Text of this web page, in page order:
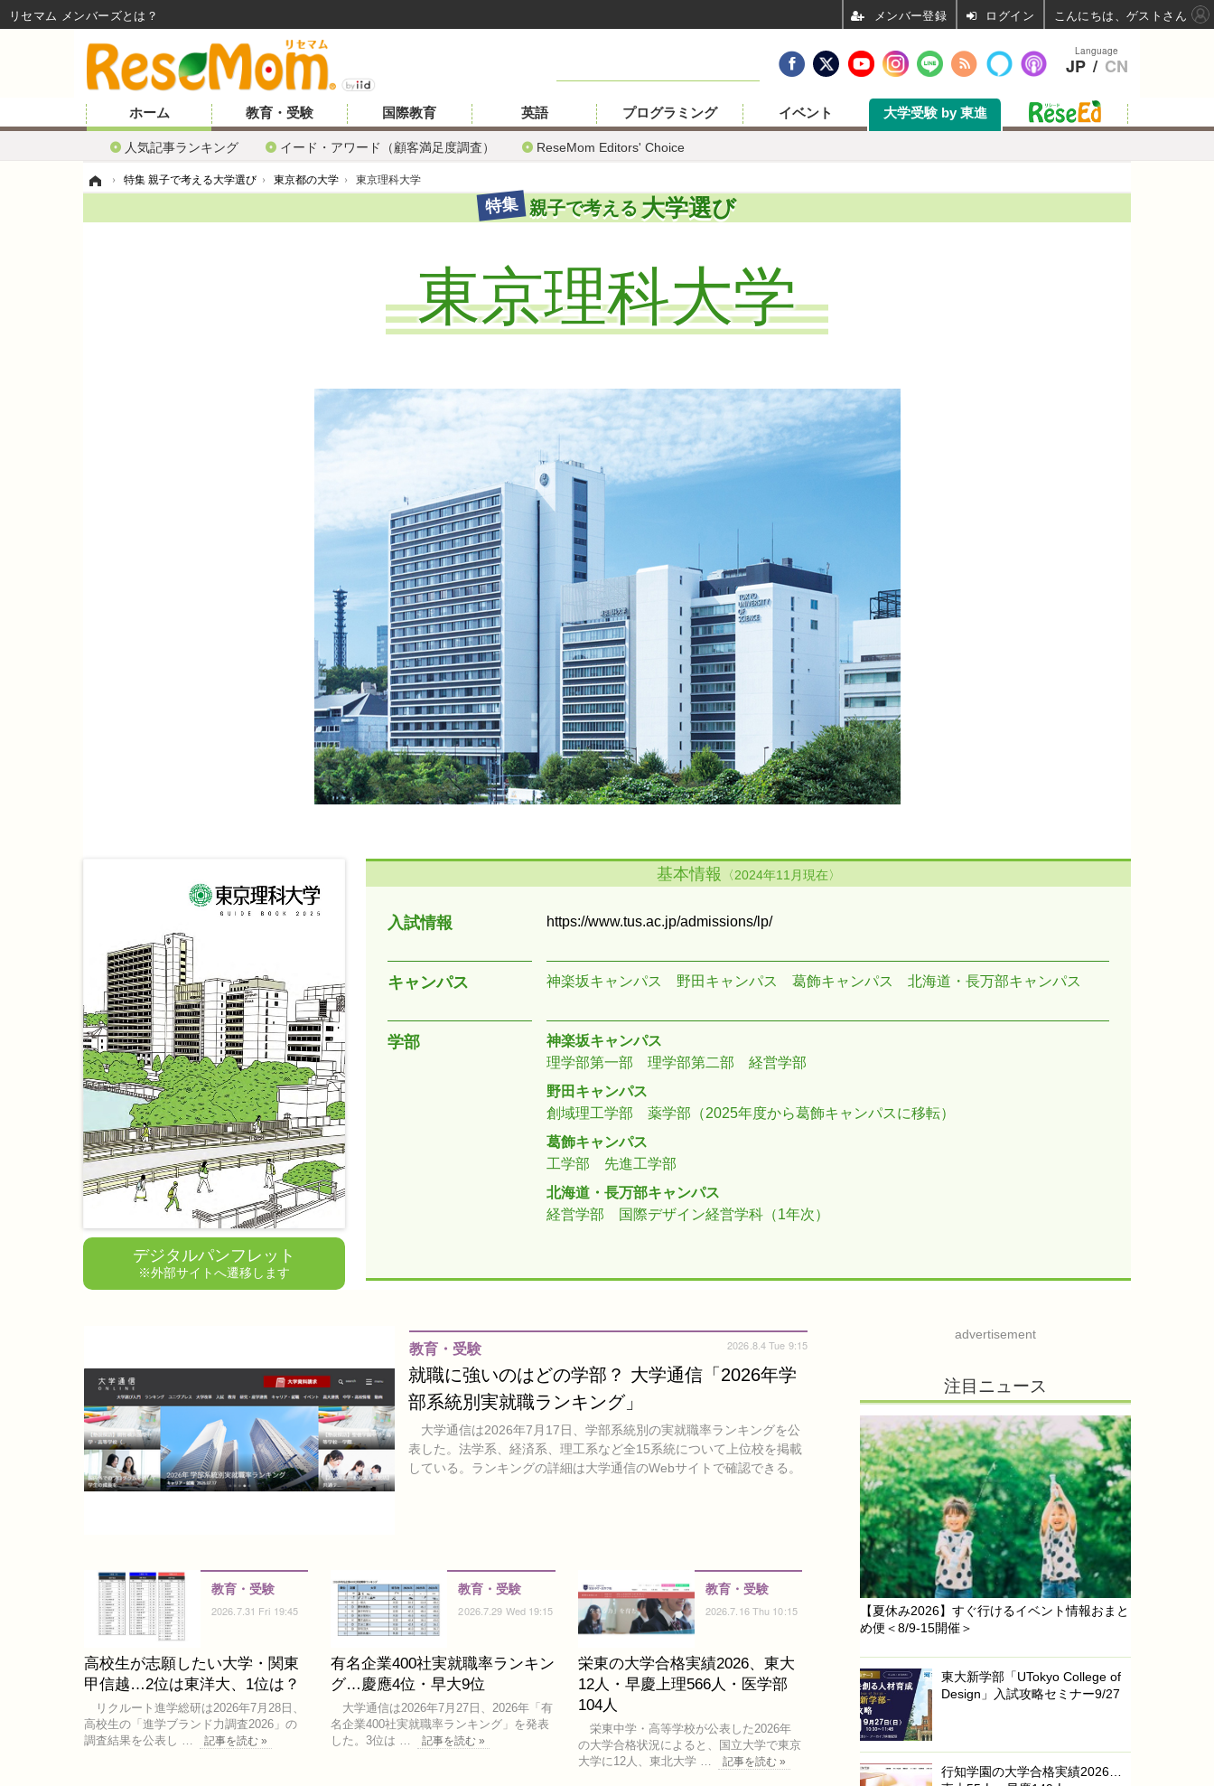
ホーム
人気記事ランキング イード・アワード（顧客満足度調査） ReseMom Editors' Choice
教育・受験 国際教育 英語 プログラミング イベント 大学受験 by 東進
› 特集 親子で考える大学選び › 東京都の大学 › 東京理科大学
特集 親子で考える 大学選び
東京理科大学
デジタルパンフレット
※外部サイトへ遷移します
基本情報 〈2024年11月現在〉
入試情報 https://www.tus.ac.jp/admissions/lp/
キャンパス 神楽坂キャンパス 野田キャンパス 葛飾キャンパス 北海道・長万部キャンパス
学部
神楽坂キャンパス
理学部第一部
理学部第二部
経営学部
野田キャンパス
創域理工学部
薬学部（2025年度から葛飾キャンパスに移転）
葛飾キャンパス
工学部
先進工学部
北海道・長万部キャンパス
経営学部 国際デザイン経営学科（1年次）
教育・受験 2026.8.4 Tue 9:15
就職に強いのはどの学部？ 大学通信「2026年学
部系統別実就職ランキング」
大学通信は2026年7月17日、学部系統別の実就職率ランキングを公
表した。法学系、経済系、理工系など全15系統について上位校を掲載
している。ランキングの詳細は大学通信のWebサイトで確認できる。
教育・受験
2026.7.31 Fri 19:45
高校生が志願したい大学・関東
甲信越…2位は東洋大、1位は？
リクルート進学総研は2026年7月28日、
高校生の「進学ブランド力調査2026」の
調査結果を公表し …
記事を読む »
教育・受験
2026.7.29 Wed 19:15
有名企業400社実就職率ランキン
グ…慶應4位・早大9位
大学通信は2026年7月27日、2026年「有
名企業400社実就職率ランキング」を発表
した。3位は …
記事を読む »
教育・受験
2026.7.16 Thu 10:15
栄東の大学合格実績2026、東大
12人・早慶上理566人・医学部
104人
栄東中学・高等学校が公表した2026年
の大学合格状況によると、国立大学で東京
大学に12人、東北大学 …
記事を読む »
advertisement
注目ニュース
【夏休み2026】すぐ行けるイベント情報おまと
め便＜8/9-15開催＞
東大新学部「UTokyo College of
Design」入試攻略セミナー9/27
行知学園の大学合格実績2026…
Language
JP / CN
リセマム メンバーズ ログイン こんにちは、ゲストさん